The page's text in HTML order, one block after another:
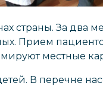
страны. За два
Прием
местные
В перечне